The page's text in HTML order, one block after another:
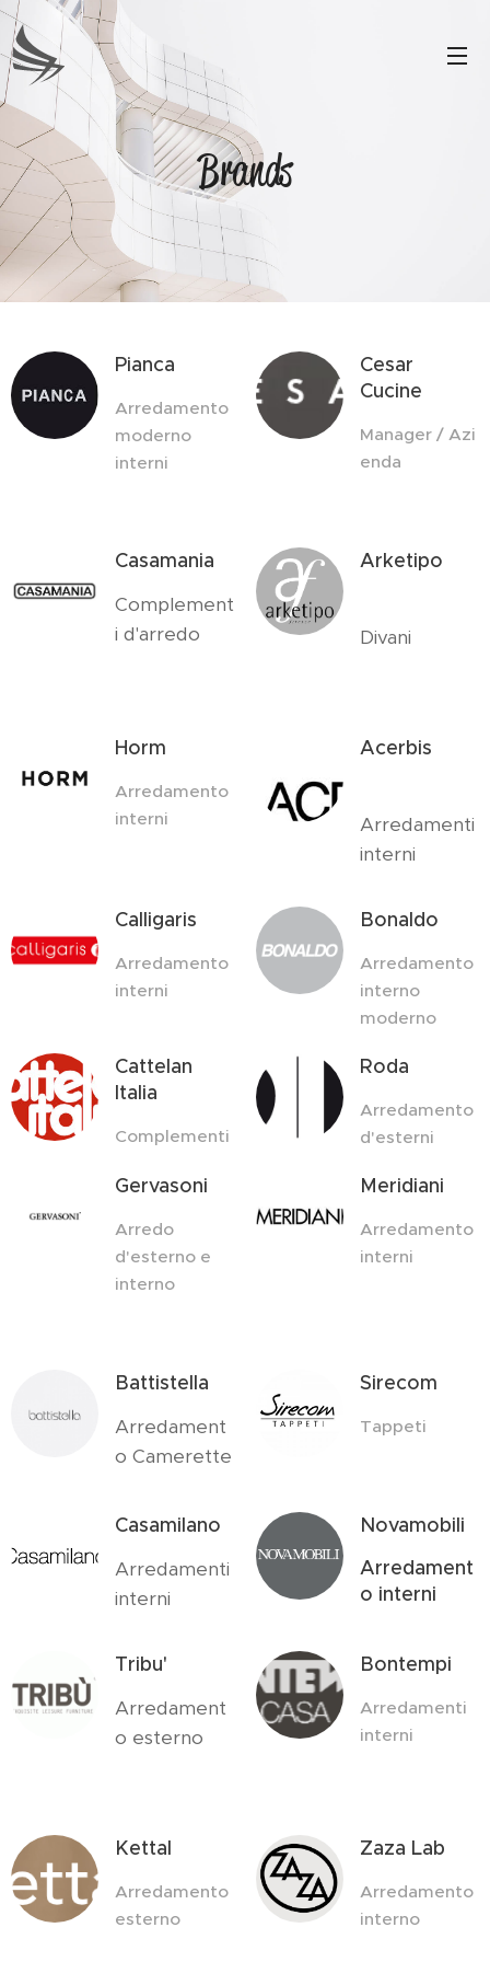
Brands
Pianca
Arredamento
moderno
interni
Cesar
Cucine
Manager / Azi
enda
Casamania
Complement
i d'arredo
Arketipo
Divani
Horm
Arredamento
interni
Acerbis
Arredamenti
interni
Calligaris
Arredamento
interni
Bonaldo
Arredamento
interno
moderno
Cattelan
Italia
Complementi
Roda
Arredamento
d'esterni
Gervasoni
Arredo
d'esterno e
interno
Meridiani
Arredamento
interni
Battistella
Arredament
o Camerette
Sirecom
Tappeti
Casamilano
Arredamenti
interni
Novamobili
Arredament
o interni
Tribu'
Arredament
o esterno
Bontempi
Arredamenti
interni
Kettal
Arredamento
esterno
Zaza Lab
Arredamento
interno